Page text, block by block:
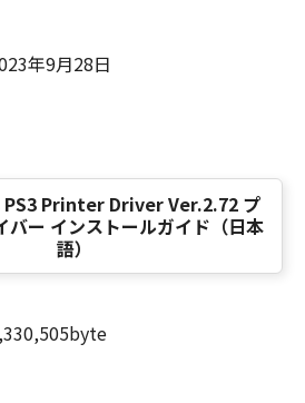
only those rights set
is Canon
る"the SOFTWARE"とは、
される「本ソフトウェア」を
のとします。
と決定された場合でも、そ
有効に存続するものとしま
年9月28日
Printer Driver Ver.2.72 プ
バー インストールガイド（日本
語）